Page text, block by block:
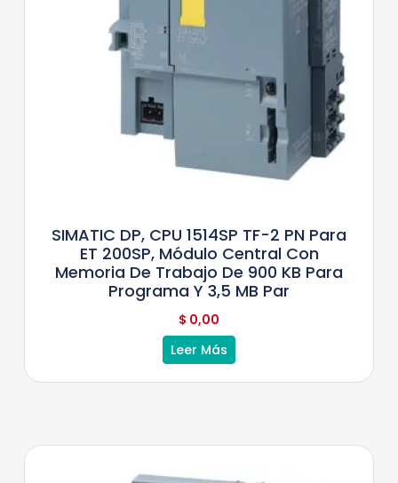
SIMATIC DP, CPU 1514SP TF-2 PN Para
ET 200SP, Módulo Central Con
Memoria De Trabajo De 900 KB Para
Programa Y 3,5 MB Par
$ 0,00
Leer Más